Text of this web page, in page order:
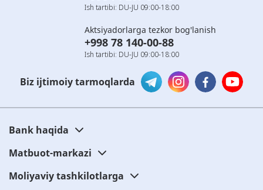
Ish tartibi: DU-JU 09:00-18:00
Aktsiyadorlarga tezkor bog'lanish
+998 78 140-00-88
Ish tartibi: DU-JU 09:00-18:00
Biz ijtimoiy tarmoqlarda
Bank haqida
Matbuot-markazi
Moliyaviy tashkilotlarga